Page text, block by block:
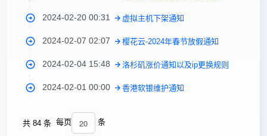
2024-02-20 00:31 虚拟主机下架通知
2024-02-07 02:07 樱花云-2024年春节放假通知
2024-02-04 15:48 洛杉矶涨价通知以及ip更换规则
2024-02-01 00:00 香港软银维护通知
共 84 条 每页 20 条